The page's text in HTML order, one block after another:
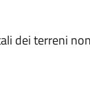
dei terreni